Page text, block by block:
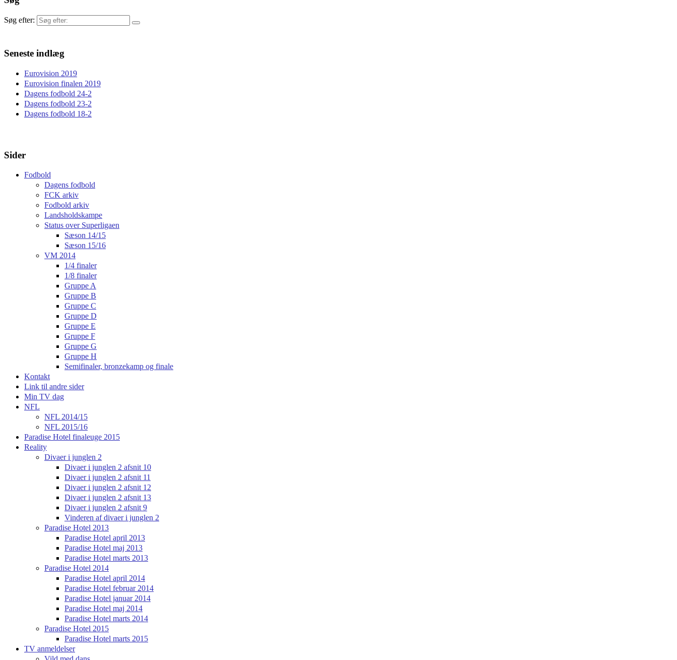
Søg efter:
Seneste indlæg
Eurovision 2019
Eurovision finalen 2019
Dagens fodbold 24-2
Dagens fodbold 23-2
Dagens fodbold 18-2
Sider
Fodbold
Dagens fodbold
FCK arkiv
Fodbold arkiv
Landsholdskampe
Status over Superligaen
Sæson 14/15
Sæson 15/16
VM 2014
1/4 finaler
1/8 finaler
Gruppe A
Gruppe B
Gruppe C
Gruppe D
Gruppe E
Gruppe F
Gruppe G
Gruppe H
Semifinaler, bronzekamp og finale
Kontakt
Link til andre sider
Min TV dag
NFL
NFL 2014/15
NFL 2015/16
Paradise Hotel finaleuge 2015
Reality
Divaer i junglen 2
Divaer i junglen 2 afsnit 10
Divaer i junglen 2 afsnit 11
Divaer i junglen 2 afsnit 12
Divaer i junglen 2 afsnit 13
Divaer i junglen 2 afsnit 9
Vinderen af divaer i junglen 2
Paradise Hotel 2013
Paradise Hotel april 2013
Paradise Hotel maj 2013
Paradise Hotel marts 2013
Paradise Hotel 2014
Paradise Hotel april 2014
Paradise Hotel februar 2014
Paradise Hotel januar 2014
Paradise Hotel maj 2014
Paradise Hotel marts 2014
Paradise Hotel 2015
Paradise Hotel marts 2015
TV anmeldelser